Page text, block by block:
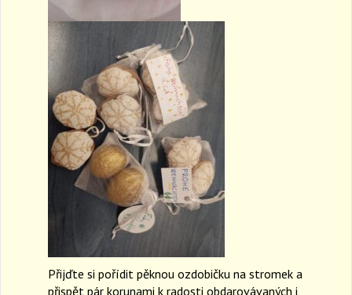
Přijďte si pořídit pěknou ozdobičku na stromek a
přispět pár korunami k radosti obdarovávaných i